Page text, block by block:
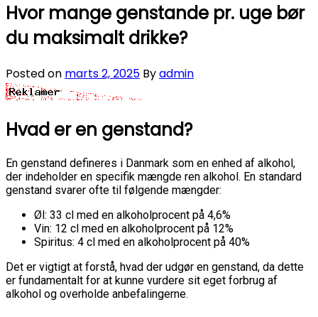
Hvor mange genstande pr. uge bør
du maksimalt drikke?
Posted on marts 2, 2025 Byadmin
Hvad er en genstand?
En genstand defineres i Danmark som en enhed af alkohol,
der indeholder en specifik mængde ren alkohol. En standard
genstand svarer ofte til følgende mængder:
Øl: 33 cl med en alkoholprocent på 4,6%
Vin: 12 cl med en alkoholprocent på 12%
Spiritus: 4 cl med en alkoholprocent på 40%
Det er vigtigt at forstå, hvad der udgør en genstand, da dette
er fundamentalt for at kunne vurdere sit eget forbrug af
alkohol og overholde anbefalingerne.